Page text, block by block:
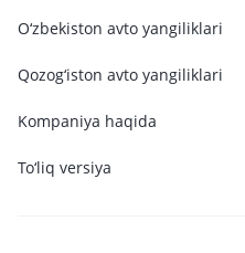
O‘zbekiston avto yangiliklari
Qozog‘iston avto yangiliklari
Kompaniya haqida
To‘liq versiya